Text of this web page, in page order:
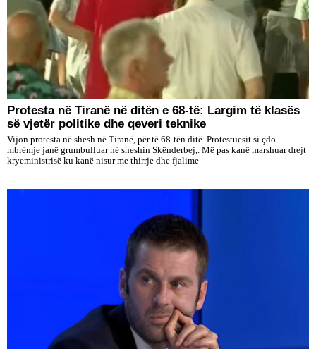
Protesta në Tiranë në ditën e 68-të: Largim të klasës
së vjetër politike dhe qeveri teknike
Vijon protesta në shesh në Tiranë, për të 68-tën ditë. Protestuesit si çdo
mbrëmje janë grumbulluar në sheshin Skënderbej,. Më pas kanë marshuar drejt
kryeministrisë ku kanë nisur me thirrje dhe fjalime